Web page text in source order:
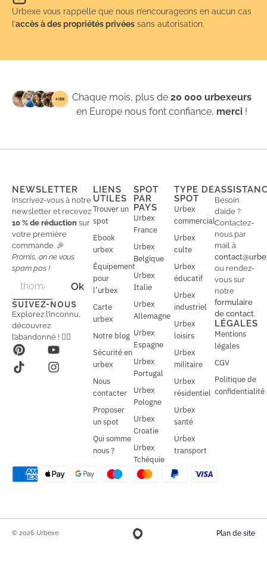
Urbexe vous rappelle que nous n’encourageons en aucun cas
l’accès à des propriétés privées sans autorisation.
Chaque mois, plus de20 000 urbexeurs
en Europe nous font confiance, merci !
NEWSLETTER
Inscrivez-vous à notre
newsletter et recevez
10 % de réduction sur
votre première
commande. 🎉
Promis, on ne vous
spam pas !
a
i
l
a
i
l
*
Ok
SUIVEZ-NOUS
Explorez l’inconnu,
découvrez
l’abandonné ! 🕵️‍♂️
LIENS
UTILES
Trouver un
spot
Ebook
urbex
Équipement
pour
l’urbex
Carte
urbex
Notre blog
Sécurité en
urbex
Nous
contacter
Proposer
un spot
Qui somme
nous ?
SPOT
PAR
PAYS
Urbex
France
Urbex
Belgique
Urbex
Italie
Urbex
Allemagne
Urbex
Espagne
Urbex
Portugal
Urbex
Pologne
Urbex
Croatie
Urbex
Tchéquie
TYPE DE
SPOT
Urbex
commercial
Urbex
culte
Urbex
éducatif
Urbex
industriel
Urbex
loisirs
Urbex
militaire
Urbex
résidentiel
Urbex
santé
Urbex
transport
Besoin
d’aide ?
Contactez-
nous par
mail à
ou rendez-
vous sur
notre
formulaire
de contact.
LÉGALES
Mentions
légales
CGV
Politique de
confidentialité
© 2026 Urbexe Plan de site